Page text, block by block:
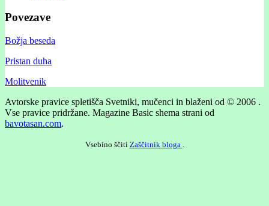
Povezave
Božja beseda
Pristan duha
Molitvenik
Avtorske pravice spletišča Svetniki, mučenci in blaženi od © 2006 .
Vse pravice pridržane. Magazine Basic shema strani od
bavotasan.com.
Vsebino ščiti Zaščitnik bloga